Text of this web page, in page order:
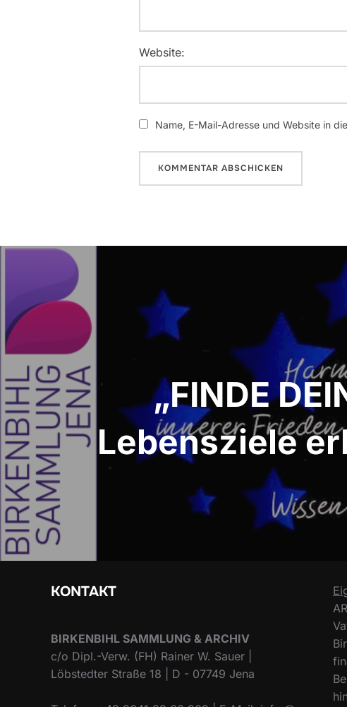
Website:
Name, E-Mail-Adresse und Website in
Beitragsnavigation
„FINDE
Lebensziele
KONTAKT
BIRKENBIHL SAMMLUNG & ARCHIV
c/o Dipl.-Verw. (FH) Rainer W. Sauer |
Löbstedter Straße 18 | D - 07749 Jena